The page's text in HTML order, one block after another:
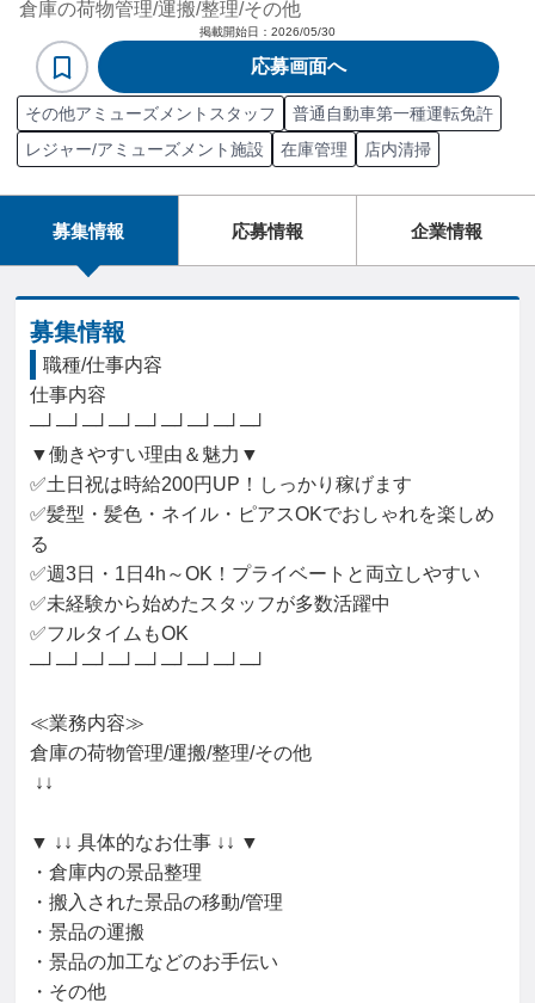
倉庫の荷物管理/運搬/整理/その他
掲載開始日： 2026/05/30
応募画面へ
その他アミューズメントスタッフ
普通自動車第一種運転免許
レジャー/アミューズメント施設
在庫管理 店内清掃
募集情報 応募情報 企業情報
募集情報
職種/仕事内容
仕事内容
─┘─┘─┘─┘─┘─┘─┘─┘─┘
▼働きやすい理由＆魅力▼
✅土日祝は時給200円UP！しっかり稼げます
✅髪型・髪色・ネイル・ピアスOKでおしゃれを楽しめ
る
✅週3日・1日4h～OK！プライベートと両立しやすい
✅未経験から始めたスタッフが多数活躍中
✅フルタイムもOK
─┘─┘─┘─┘─┘─┘─┘─┘─┘
≪業務内容≫
倉庫の荷物管理/運搬/整理/その他
▼ ↓↓ 具体的なお仕事 ↓↓ ▼
・倉庫内の景品整理
・搬入された景品の移動/管理
・景品の運搬
・景品の加工などのお手伝い
・その他